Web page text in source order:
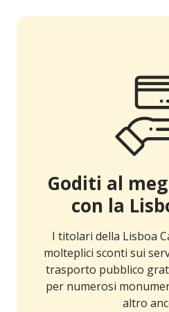
Goditi al
con la
I titolari della Lisboa
molteplici sconti sui
trasporto pubblico
per numerosi
altro